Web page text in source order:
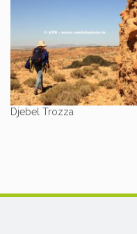
Djebel Trozza